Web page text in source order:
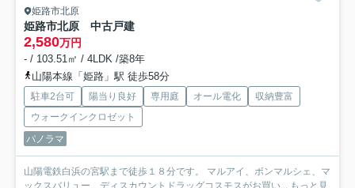
姫路市北原
姫路市北原 中古戸建
2,580万円
- / 103.51㎡ / 4LDK /築8年
山陽本線「姫路」駅 徒歩58分
駐車2台可 陽当り良好 専用庭 オール電化
収納豊富
ウォークインクロゼット
パノラマ
山陽電鉄白浜の宮駅まで徒歩１８分です。 マルアイ、ボンマルシェ、マ
ックスバリュー、ディスカウントドラッグコスモスがお買い...
もっと見